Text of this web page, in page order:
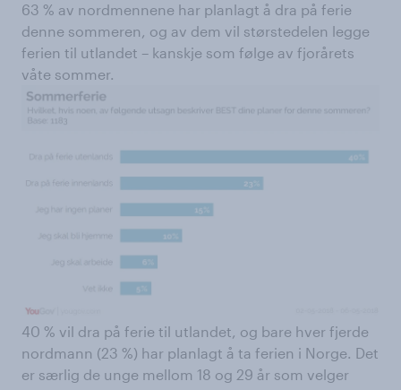
63 % av nordmennene har planlagt å dra på ferie
denne sommeren, og av dem vil størstedelen legge
ferien til utlandet – kanskje som følge av fjorårets
våte sommer.​
40 % vil dra på ferie til utlandet, og bare hver fjerde
nordmann (23 %) har planlagt å ta ferien i Norge. Det
er særlig de unge mellom 18 og 29 år som velger